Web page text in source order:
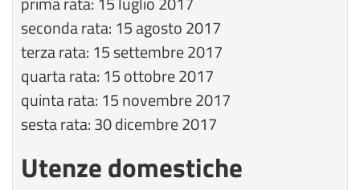
seconda rata: 15 agosto 2017
terza rata: 15 settembre 2017
quarta rata: 15 ottobre 2017
quinta rata: 15 novembre 2017
sesta rata: 30 dicembre 2017
Utenze domestiche